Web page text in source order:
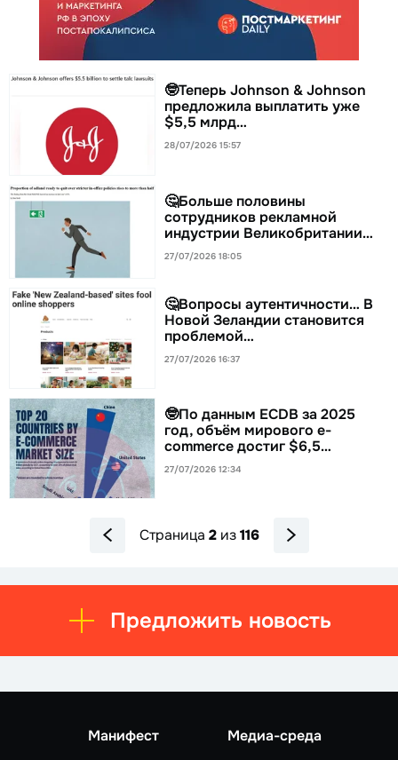
🤓Теперь Johnson & Johnson
предложила выплатить уже
$5,5 млрд…
28/07/2026 15:57
🤔Больше половины
сотрудников рекламной
индустрии Великобритании…
27/07/2026 18:05
🤔Вопросы аутентичности… В
Новой Зеландии становится
проблемой…
27/07/2026 16:37
🤓По данным ECDB за 2025
год, объём мирового e-
commerce достиг $6,5…
27/07/2026 12:34
Страница 2из116
Предложить новость
Манифест Медиа-среда